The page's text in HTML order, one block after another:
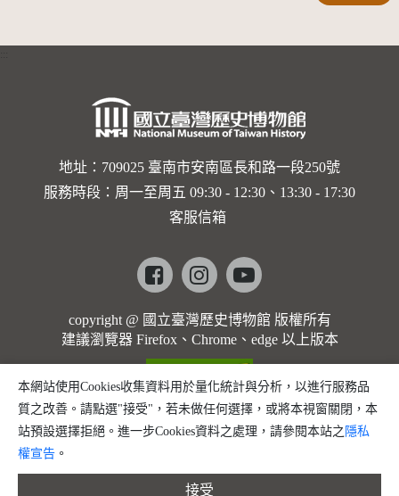
地址：709025 臺南市安南區長和路一段250號
服務時段：周一至周五 09:30 - 12:30、13:30 - 17:30
客服信箱
Facebookinstagramyoutube
copyright @ 國立臺灣歷史博物館 版權所有
建議瀏覽器 Firefox、Chrome、edge 以上版本
本網站使用Cookies收集資料用於量化統計與分析，以進行服務品
質之改善。請點選"接受"，若未做任何選擇，或將本視窗關閉，本
站預設選擇拒絕。進一步Cookies資料之處理，請參閱本站之 隱私
權宣告 。
接受